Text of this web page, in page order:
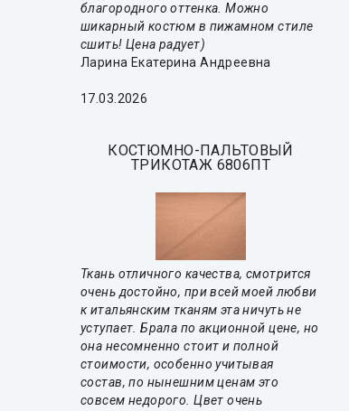
благородного оттенка. Можно
шикарный костюм в пижамном стиле
сшить! Цена радует)
Ларина Екатерина Андреевна
17.03.2026
КОСТЮМНО-ПАЛЬТОВЫЙ
ТРИКОТАЖ 6806ПТ
Ткань отличного качества, смотрится
очень достойно, при всей моей любви
к итальянским тканям эта ничуть не
уступает. Брала по акционной цене, но
она несомненно стоит и полной
стоимости, особенно учитывая
состав, по нынешним ценам это
совсем недорого. Цвет очень